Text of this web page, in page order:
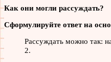
Как они могли рассуждать?
Сформулируйте ответ на
Рассуждать можно так:
2.